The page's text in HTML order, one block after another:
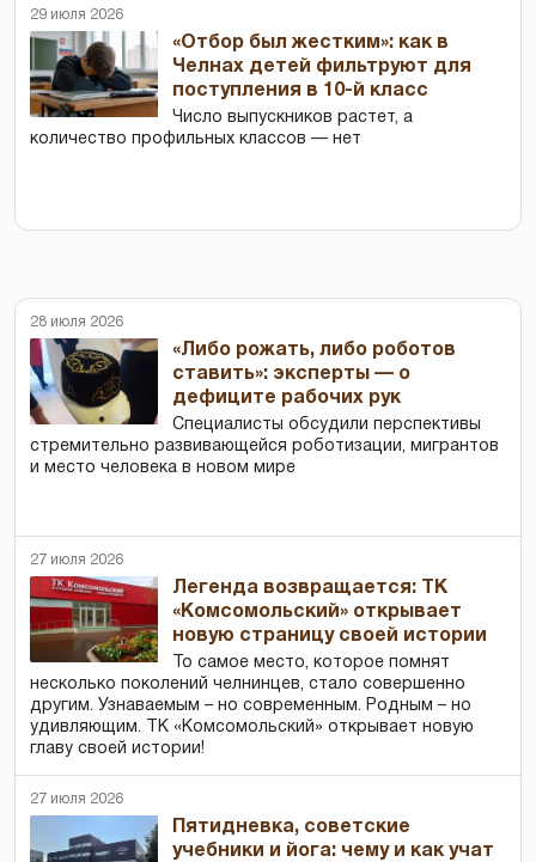
29 июля 2026
«Отбор был жестким»: как в
Челнах детей фильтруют для
поступления в 10-й класс
Число выпускников растет, а
количество профильных классов — нет
28 июля 2026
«Либо рожать, либо роботов
ставить»: эксперты — о
дефиците рабочих рук
Специалисты обсудили перспективы
стремительно развивающейся роботизации, мигрантов
и место человека в новом мире
27 июля 2026
Легенда возвращается: ТК
«Комсомольский» открывает
новую страницу своей истории
То самое место, которое помнят
несколько поколений челнинцев, стало совершенно
другим. Узнаваемым – но современным. Родным – но
удивляющим. ТК «Комсомольский» открывает новую
главу своей истории!
27 июля 2026
Пятидневка, советские
учебники и йога: чему и как учат